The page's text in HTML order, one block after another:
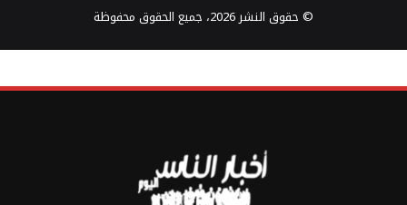
© حقوق النشر 2026، جميع الحقوق محفوظة